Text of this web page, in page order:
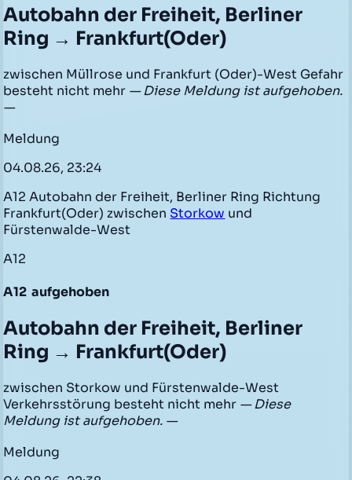
Autobahn der Freiheit, Berliner
Ring → Frankfurt(Oder)
zwischen Müllrose und Frankfurt (Oder)-West Gefahr
besteht nicht mehr — Diese Meldung ist aufgehoben.
—
Meldung
04.08.26, 23:24
A12 Autobahn der Freiheit, Berliner Ring Richtung
Frankfurt(Oder) zwischen Storkow und
Fürstenwalde-West
A12
A12 aufgehoben
Autobahn der Freiheit, Berliner
Ring → Frankfurt(Oder)
zwischen Storkow und Fürstenwalde-West
Verkehrsstörung besteht nicht mehr — Diese
Meldung ist aufgehoben. —
Meldung